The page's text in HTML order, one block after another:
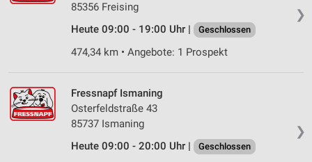
❯
85356 Freising
Heute 09:00 - 19:00 Uhr |
Geschlossen
474,34 km • Angebote: 1 Prospekt
❯
Fressnapf Ismaning
Osterfeldstraße 43
85737 Ismaning
Heute 09:00 - 20:00 Uhr |
Geschlossen